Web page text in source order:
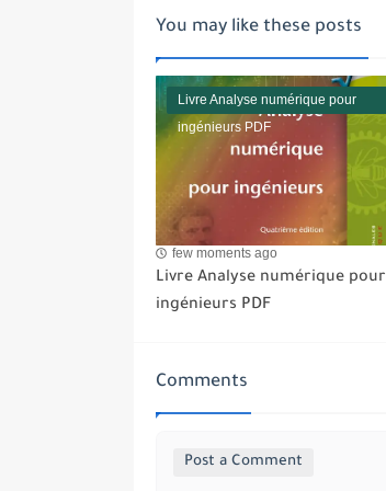
You may like these posts
Livre Analyse numérique pour
ingénieurs PDF
few moments ago
Livre Analyse numérique pour
ingénieurs PDF
Comments
Post a Comment